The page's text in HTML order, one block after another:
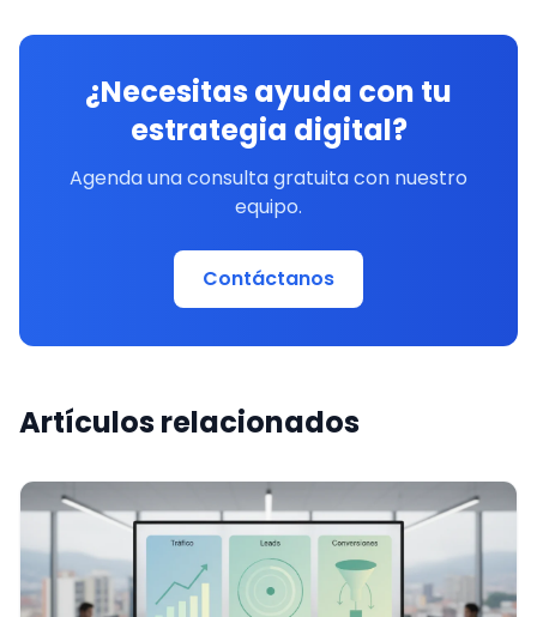
¿Necesitas ayuda con tu
estrategia digital?
Agenda una consulta gratuita con nuestro
equipo.
Contáctanos
Artículos relacionados